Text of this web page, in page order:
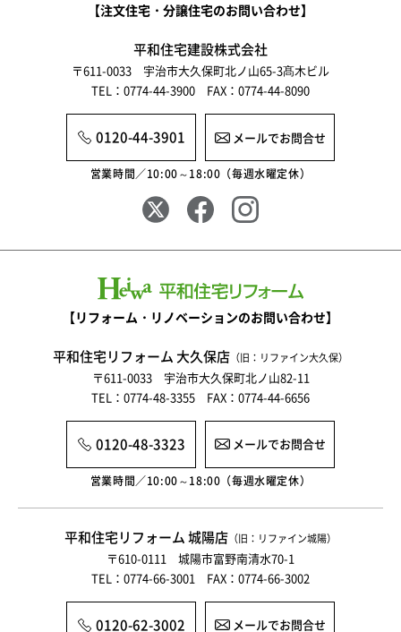
【注文住宅・分譲住宅のお問い合わせ】
平和住宅建設株式会社
〒611-0033 宇治市大久保町北ノ山65-3髙木ビル
TEL：0774-44-3900 FAX：0774-44-8090
0120-44-3901 メールでお問合せ
営業時間／10:00～18:00（毎週水曜定休）
【リフォーム・リノベーションのお問い合わせ】
平和住宅リフォーム 大久保店 （旧：リファイン大久保）
〒611-0033 宇治市大久保町北ノ山82-11
TEL：0774-48-3355 FAX：0774-44-6656
0120-48-3323 メールでお問合せ
営業時間／10:00～18:00（毎週水曜定休）
平和住宅リフォーム 城陽店 （旧：リファイン城陽）
〒610-0111 城陽市富野南清水70-1
TEL：0774-66-3001 FAX：0774-66-3002
0120-62-3002 メールでお問合せ